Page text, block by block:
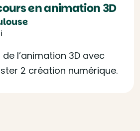
en animation 3D
l’animation 3D avec
2 création numérique.